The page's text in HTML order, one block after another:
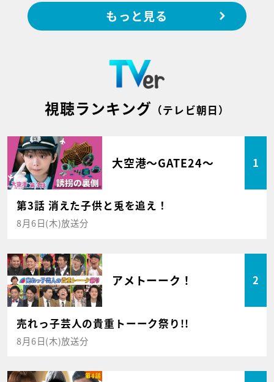
もっと見る
視聴ランキング （テレビ朝日）
大空港～GATE24～ 1
第3話 消えた子供と兎を追え！
8月6日(木)放送分
アメトーーク！ 2
売れっ子芸人の貴重トーーク祭り!!
8月6日(木)放送分